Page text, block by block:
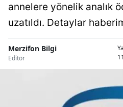
annelere yönelik analık
uzatıldı. Detaylar
Merzifon Bilgi
Editör